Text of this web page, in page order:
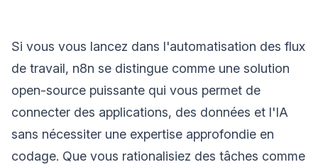
Si vous vous lancez dans l'automatisation des flux
de travail, n8n se distingue comme une solution
open-source puissante qui vous permet de
connecter des applications, des données et l'IA
sans nécessiter une expertise approfondie en
codage. Que vous rationalisiez des tâches comme